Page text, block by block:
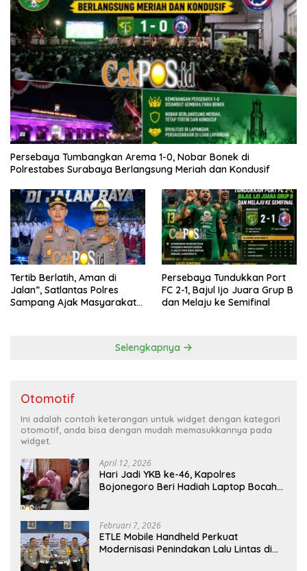
Persebaya Tumbangkan Arema 1-0, Nobar Bonek di
Polrestabes Surabaya Berlangsung Meriah dan Kondusif
Tertib Berlatih, Aman di
Jalan”, Satlantas Polres
Sampang Ajak Masyarakat
Persebaya Tundukkan Port
FC 2-1, Bajul Ijo Juara Grup B
dan Melaju ke Semifinal
Selengkapnya
Otomotif
Ini adalah contoh keterangan untuk widget dengan kategori
otomotif, anda bisa dengan mudah memasukkannya pada
widget.
April 12, 2026
Hari Jadi YKB ke-46, Kapolres
Bojonegoro Beri Hadiah Laptop Bocah
Februari 7, 2026
ETLE Mobile Handheld Perkuat
Modernisasi Penindakan Lalu Lintas di